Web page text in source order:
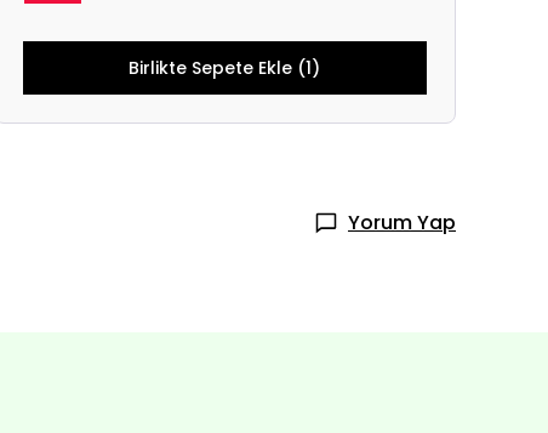
Birlikte Sepete Ekle (1)
Yorum Yap